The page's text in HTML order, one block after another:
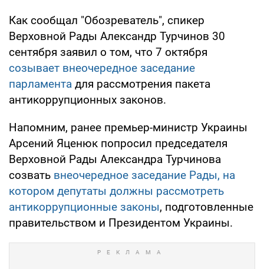
Как сообщал "Обозреватель", спикер
Верховной Рады Александр Турчинов 30
сентября заявил о том, что 7 октября
созывает внеочередное заседание
парламента для рассмотрения пакета
антикоррупционных законов.
Напомним, ранее премьер-министр Украины
Арсений Яценюк попросил председателя
Верховной Рады Александра Турчинова
созвать внеочередное заседание Рады, на
котором депутаты должны рассмотреть
антикоррупционные законы, подготовленные
правительством и Президентом Украины.